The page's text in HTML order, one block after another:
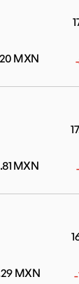
MXN
MXN
MXN